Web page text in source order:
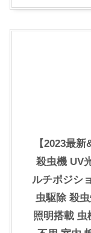
【2023最
殺虫機 UV
ルチポジシ
虫駆除 殺
照明搭載 虫